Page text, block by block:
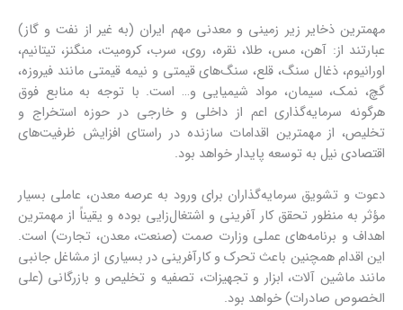
مهمترین ذخایر زیر زمینی و معدنی مهم ایران (به غیر از نفت و گاز)
عبارتند از: آهن، مس، طلا، نقره، روی، سرب، کرومیت، منگنز، تیتانیم،
اورانیوم، ذغال سنگ، قلع، سنگ‌های قیمتی و نیمه قیمتی مانند فیروزه،
گچ، نمک، سیمان، مواد شیمیایی و… است. با توجه به منابع فوق
هرگونه سرمایه‌گذاری اعم از داخلی و خارجی در حوزه استخراج و
تخلیص، از مهمترین اقدامات سازنده در راستای افزایش ظرفیت‌های
اقتصادی نیل به توسعه پایدار خواهد بود.
دعوت و تشویق سرمایه‌گذاران برای ورود به عرصه معدن، عاملی بسیار
مؤثر به منظور تحقق کار آفرینی و اشتغال‌زایی بوده و یقیناً از مهمترین
اهداف و برنامه‌های عملی وزارت صمت (صنعت، معدن، تجارت) است.
این اقدام همچنین باعث تحرک و کارآفرینی در بسیاری از مشاغل جانبی
مانند ماشین آلات، ابزار و تجهیزات، تصفیه و تخلیص و بازرگانی (علی
الخصوص صادرات) خواهد بود.